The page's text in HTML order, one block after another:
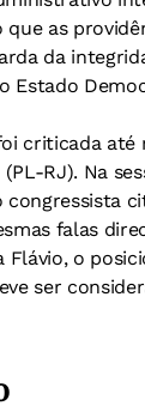
as
da
Estado
criticada até
RJ). Na
falas
Flávio, o
ser